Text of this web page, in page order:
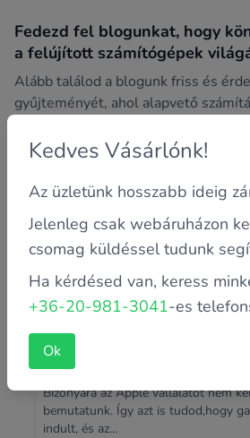
Fedezd fel blogunkat, hogy
a felújított számítógépek
Alább találod a blogunk friss és
gyűjteményét, ahol alapvető
sok más izgalmas témával
Az Apple világa
Bizonyára az Apple vállalatot nem
bemutatunk. Így azt is tudod,hogy
indult, és az...
Kedves Vásárlónk!
Az üzletünk hosszabb ideig
Jelenleg csak webáruházon
csomag küldéssel tudunk
Ha kérdésed van, keress
+36-20-981-3041-es
Ok